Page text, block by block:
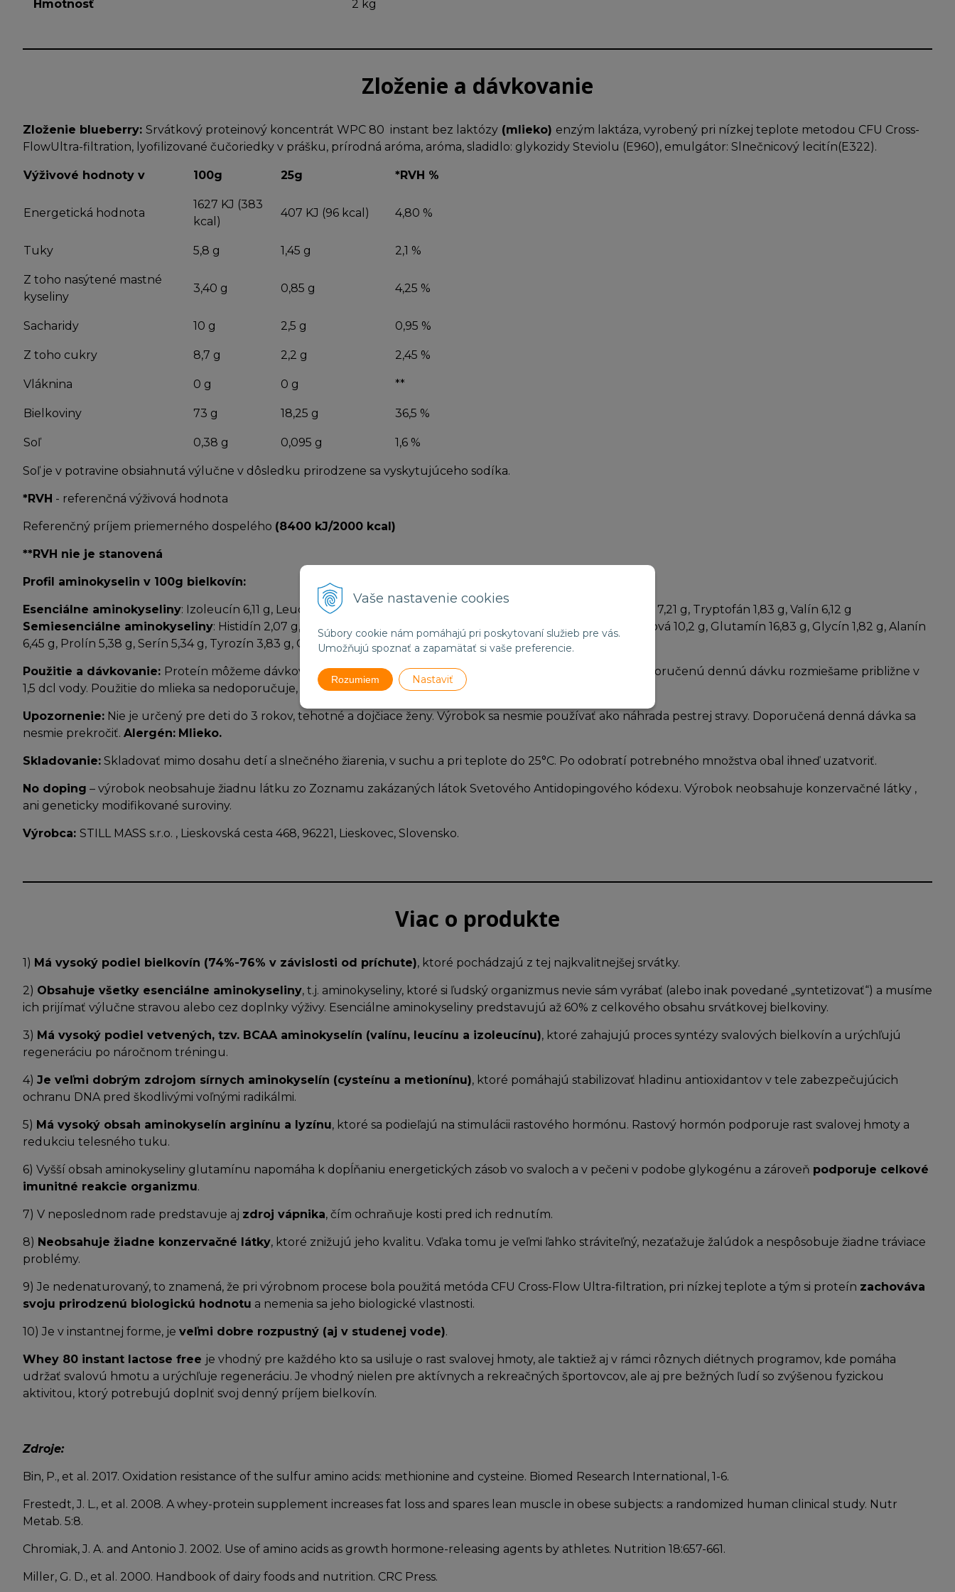
Vaše nastavenie cookies
Súbory cookie nám pomáhajú pri poskytovaní služieb pre vás.
Umožňujú spoznať a zapamätať si vaše preferencie.
Rozumiem Nastaviť
Hmotnosť 2 kg
Zloženie a dávkovanie
Zloženie blueberry: Srvátkový proteinový koncentrát WPC 80 instant bez laktózy (mlieko) enzým laktáza, vyrobený pri nízkej teplote metodou CFU Cross-
FlowUltra-filtration, lyofilizované čučoriedky v prášku, prírodná aróma, aróma, sladidlo: glykozidy Steviolu (E960), emulgátor: Slnečnicový lecitín(E322).
Výživové hodnoty v 100g 25g *RVH %
Energetická hodnota
1627 KJ (383
kcal)
407 KJ (96 kcal) 4,80 %
Tuky 5,8 g 1,45 g 2,1 %
Z toho nasýtené mastné
kyseliny
3,40 g 0,85 g 4,25 %
Sacharidy 10 g 2,5 g 0,95 %
Z toho cukry 8,7 g 2,2 g 2,45 %
Vláknina 0 g 0 g **
Bielkoviny 73 g 18,25 g 36,5 %
Soľ 0,38 g 0,095 g 1,6 %
Soľ je v potravine obsiahnutá výlučne v dôsledku prirodzene sa vyskytujúceho sodíka.
*RVH - referenčná výživová hodnota
Referenčný príjem priemerného dospelého (8400 kJ/2000 kcal)
**RVH nie je stanovená
Profil aminokyselin v 100g bielkovín:
Esenciálne aminokyseliny: Izoleucín 6,11 g, Leucín 9,1 g, Lyzín 8,66 g, Metionín 1,7 g, Fenylalanín 3,15 g, Treonín 7,21 g, Tryptofán 1,83 g, Valín 6,12 g
Semiesenciálne aminokyseliny: Histidín 2,07 g, Arginín 2,6 g Neesenciálne aminokyseliny : Kyselina asparágová 10,2 g, Glutamín 16,83 g, Glycín 1,82 g, Alanín
6,45 g, Prolín 5,38 g, Serín 5,34 g, Tyrozín 3,83 g, Cysteín 1,6 g.
Použitie a dávkovanie: Proteín môžeme dávkovať po 25g a to ráno nalačno alebo 25g ihneď po tréningu. Doporučenú dennú dávku rozmiešame približne v
1,5 dcl vody. Použitie do mlieka sa nedoporučuje, nakoľko sa mení charakter výrobku aj jeho vstrebateľnosť
Upozornenie: Nie je určený pre deti do 3 rokov, tehotné a dojčiace ženy. Výrobok sa nesmie používať ako náhrada pestrej stravy. Doporučená denná dávka sa
nesmie prekročiť. Alergén: Mlieko.
Skladovanie: Skladovať mimo dosahu detí a slnečného žiarenia, v suchu a pri teplote do 25°C. Po odobratí potrebného množstva obal ihneď uzatvoriť.
No doping – výrobok neobsahuje žiadnu látku zo Zoznamu zakázaných látok Svetového Antidopingového kódexu. Výrobok neobsahuje konzervačné látky ,
ani geneticky modifikované suroviny.
Výrobca: STILL MASS s.r.o. , Lieskovská cesta 468, 96221, Lieskovec, Slovensko.
Viac o produkte
1) Má vysoký podiel bielkovín (74%-76% v závislosti od príchute), ktoré pochádzajú z tej najkvalitnejšej srvátky.
2) Obsahuje všetky esenciálne aminokyseliny, t.j. aminokyseliny, ktoré si ľudský organizmus nevie sám vyrábať (alebo inak povedané „syntetizovať“) a musíme
ich prijímať výlučne stravou alebo cez doplnky výživy. Esenciálne aminokyseliny predstavujú až 60% z celkového obsahu srvátkovej bielkoviny.
3) Má vysoký podiel vetvených, tzv. BCAA aminokyselín (valínu, leucínu a izoleucínu), ktoré zahajujú proces syntézy svalových bielkovín a urýchľujú
regeneráciu po náročnom tréningu.
4) Je veľmi dobrým zdrojom sírnych aminokyselín (cysteínu a metionínu), ktoré pomáhajú stabilizovať hladinu antioxidantov v tele zabezpečujúcich
ochranu DNA pred škodlivými voľnými radikálmi.
5) Má vysoký obsah aminokyselín arginínu a lyzínu, ktoré sa podieľajú na stimulácii rastového hormónu. Rastový hormón podporuje rast svalovej hmoty a
redukciu telesného tuku.
6) Vyšší obsah aminokyseliny glutamínu napomáha k dopĺňaniu energetických zásob vo svaloch a v pečeni v podobe glykogénu a zároveň podporuje celkové
imunitné reakcie organizmu.
7) V neposlednom rade predstavuje aj zdroj vápnika, čím ochraňuje kosti pred ich rednutím.
8) Neobsahuje žiadne konzervačné látky, ktoré znižujú jeho kvalitu. Vďaka tomu je veľmi ľahko stráviteľný, nezaťažuje žalúdok a nespôsobuje žiadne tráviace
problémy.
9) Je nedenaturovaný, to znamená, že pri výrobnom procese bola použitá metóda CFU Cross-Flow Ultra-filtration, pri nízkej teplote a tým si proteín zachováva
svoju prirodzenú biologickú hodnotu a nemenia sa jeho biologické vlastnosti.
10) Je v instantnej forme, je veľmi dobre rozpustný (aj v studenej vode).
Whey 80 instant lactose free je vhodný pre každého kto sa usiluje o rast svalovej hmoty, ale taktiež aj v rámci rôznych diétnych programov, kde pomáha
udržať svalovú hmotu a urýchľuje regeneráciu. Je vhodný nielen pre aktívnych a rekreačných športovcov, ale aj pre bežných ľudí so zvýšenou fyzickou
aktivitou, ktorý potrebujú doplniť svoj denný príjem bielkovín.
Zdroje:
Bin, P., et al. 2017. Oxidation resistance of the sulfur amino acids: methionine and cysteine. Biomed Research International, 1-6.
Frestedt, J. L., et al. 2008. A whey-protein supplement increases fat loss and spares lean muscle in obese subjects: a randomized human clinical study. Nutr
Metab. 5:8.
Chromiak, J. A. and Antonio J. 2002. Use of amino acids as growth hormone-releasing agents by athletes. Nutrition 18:657-661.
Miller, G. D., et al. 2000. Handbook of dairy foods and nutrition. CRC Press.